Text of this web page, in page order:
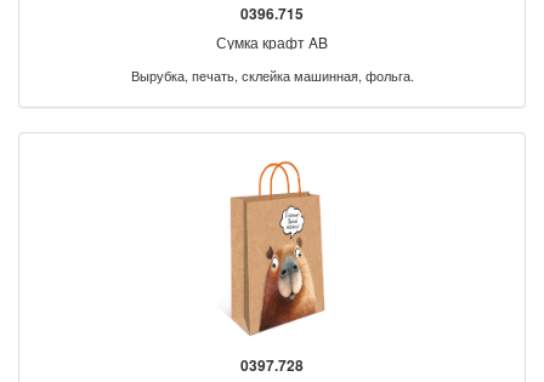
0396.715
Сумка крафт AB
Вырубка, печать, склейка машинная, фольга.
0397.728